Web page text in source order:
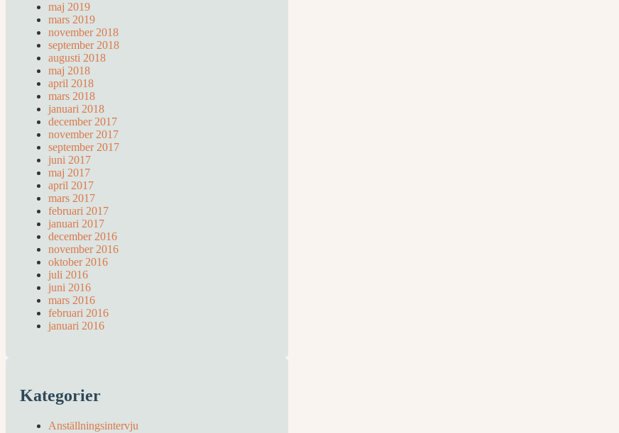
maj 2019
mars 2019
november 2018
september 2018
augusti 2018
maj 2018
april 2018
mars 2018
januari 2018
december 2017
november 2017
september 2017
juni 2017
maj 2017
april 2017
mars 2017
februari 2017
januari 2017
december 2016
november 2016
oktober 2016
juli 2016
juni 2016
mars 2016
februari 2016
januari 2016
Kategorier
Anställningsintervju